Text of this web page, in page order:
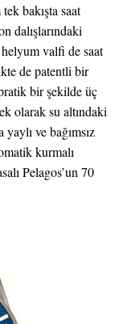
bakışta saat
dalışlarındaki
valfi de saat
de patentli bir
bir şekilde üç
olarak su altındaki
yaylı ve bağımsız
kurmalı
Pelagos’un 70